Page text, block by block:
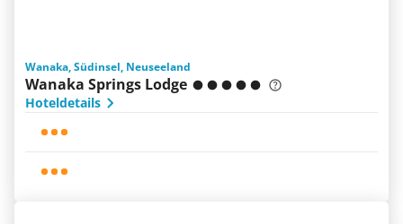
Wanaka, Südinsel, Neuseeland
Wanaka Springs Lodge
Hoteldetails